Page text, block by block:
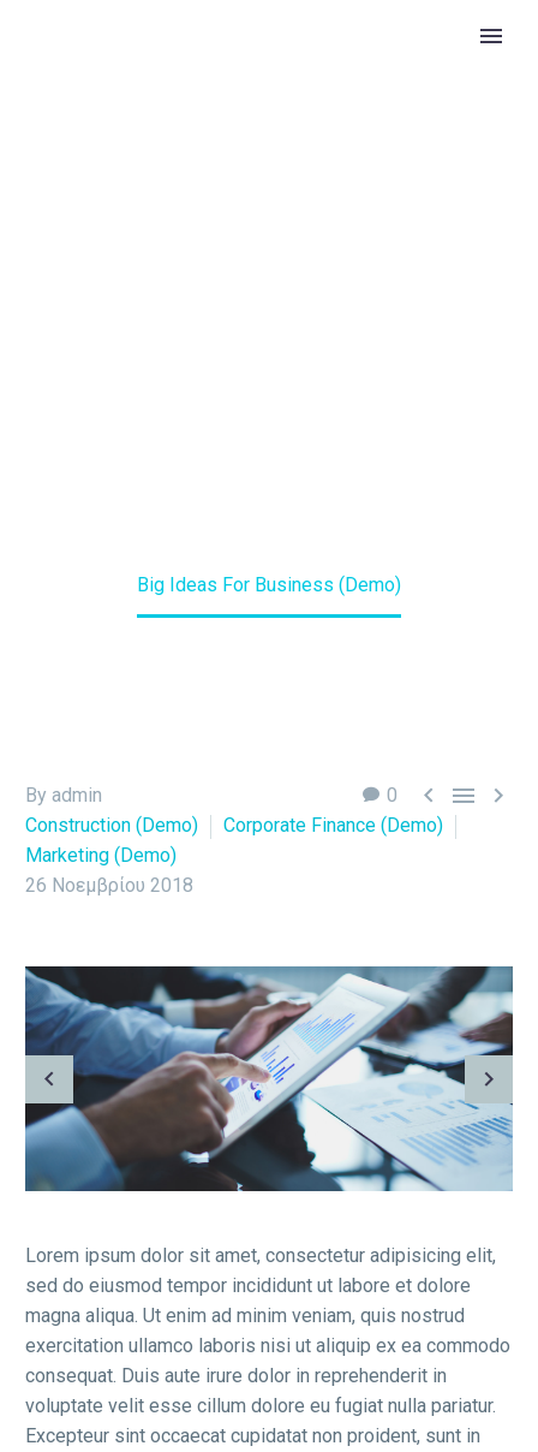
Big Ideas For Business (Demo)
0   
By admin
Construction (Demo)
Corporate Finance (Demo)
Marketing (Demo)
26 Νοεμβρίου 2018
Lorem ipsum dolor sit amet, consectetur adipisicing elit,
sed do eiusmod tempor incididunt ut labore et dolore
magna aliqua. Ut enim ad minim veniam, quis nostrud
exercitation ullamco laboris nisi ut aliquip ex ea commodo
consequat. Duis aute irure dolor in reprehenderit in
voluptate velit esse cillum dolore eu fugiat nulla pariatur.
Excepteur sint occaecat cupidatat non proident, sunt in